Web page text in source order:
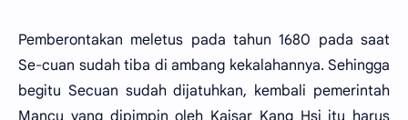
Pemberontakan meletus pada tahun 1680 pada saat
Se-cuan sudah tiba di ambang kekalahannya. Sehingga
begitu Secuan sudah dijatuhkan, kembali pemerintah